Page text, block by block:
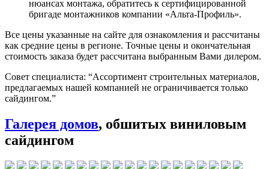
нюансах монтажа, обратитесь к сертифицированной
бригаде монтажников компании «Альта-Профиль».
Все цены указанные на сайте для ознакомления и рассчитаны
как средние цены в регионе. Точные цены и окончательная
стоимость заказа будет рассчитана выбранным Вами дилером.
Совет специалиста: “Ассортимент строительных материалов,
предлагаемых нашей компанией не ограничивается только
сайдингом.”
Галерея домов, обшитых виниловым
сайдингом